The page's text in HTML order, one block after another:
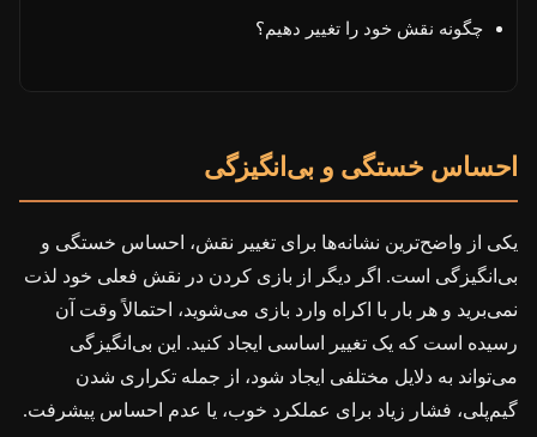
چگونه نقش خود را تغییر دهیم؟
احساس خستگی و بی‌انگیزگی
یکی از واضح‌ترین نشانه‌ها برای تغییر نقش، احساس خستگی و
بی‌انگیزگی است. اگر دیگر از بازی کردن در نقش فعلی خود لذت
نمی‌برید و هر بار با اکراه وارد بازی می‌شوید، احتمالاً وقت آن
رسیده است که یک تغییر اساسی ایجاد کنید. این بی‌انگیزگی
می‌تواند به دلایل مختلفی ایجاد شود، از جمله تکراری شدن
گیم‌پلی، فشار زیاد برای عملکرد خوب، یا عدم احساس پیشرفت.